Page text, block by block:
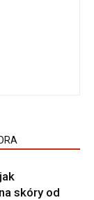
skóry od